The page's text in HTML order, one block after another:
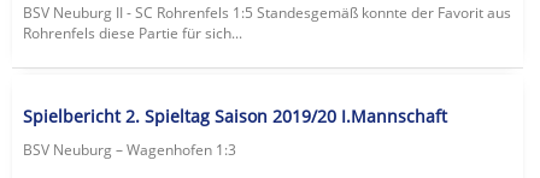
BSV Neuburg II - SC Rohrenfels 1:5 Standesgemäß konnte der Favorit aus
Rohrenfels diese Partie für sich...
Spielbericht 2. Spieltag Saison 2019/20 I.Mannschaft
BSV Neuburg – Wagenhofen 1:3